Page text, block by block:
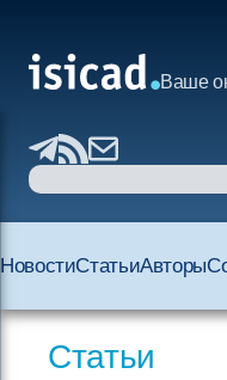
Ваше
НовостиСтатьиАвторы
Статьи